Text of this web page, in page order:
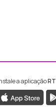
RTP
a aplicação